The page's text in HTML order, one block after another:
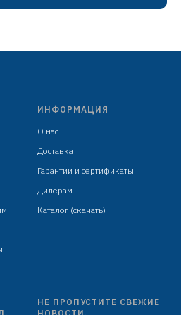
оснащена обратным клапаном
ИНФОРМАЦИЯ
О нас
Доставка
Гарантии и сертификаты
Дилерам
Каталог (скачать)
НЕ ПРОПУСТИТЕ СВЕЖИЕ